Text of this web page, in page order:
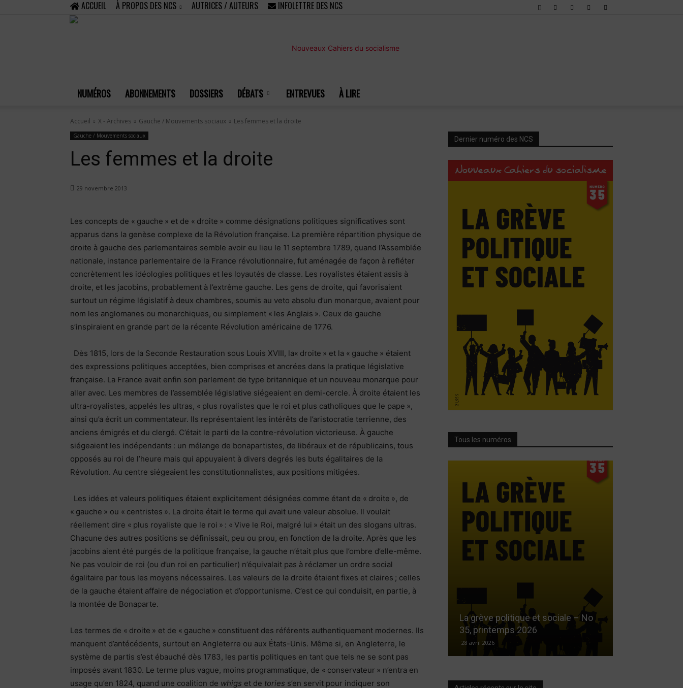
ACCUEIL À PROPOS DES NCS AUTRICES / AUTEURS INFOLETTRE DES NCS
du
socialisme
NUMÉROS ABONNEMENTS DOSSIERS DÉBATS ENTREVUES À LIRE
Accueil X - Archives Gauche / Mouvements sociaux Les femmes et la droite
Gauche / Mouvements sociaux
Les femmes et la droite
29 novembre 2013
Les concepts de « gauche » et de « droite » comme désignations politiques significatives sont
apparus dans la genèse complexe de la Révolution française. La première répartition physique de
droite à gauche des parlementaires semble avoir eu lieu le 11 septembre 1789, quand l’Assemblée
nationale, instance parlementaire de la France révolutionnaire, fut aménagée de façon à refléter
concrètement les idéologies politiques et les loyautés de classe. Les royalistes étaient assis à
droite, et les jacobins, probablement à l’extrême gauche. Les gens de droite, qui favorisaient
surtout un régime législatif à deux chambres, soumis au veto absolu d’un monarque, avaient pour
nom les anglomanes ou monarchiques, ou simplement « les Anglais ». Ceux de gauche
s’inspiraient en grande part de la récente Révolution américaine de 1776.
Dès 1815, lors de la Seconde Restauration sous Louis XVIII, la« droite » et la « gauche » étaient
des expressions politiques acceptées, bien comprises et ancrées dans la pratique législative
française. La France avait enfin son parlement de type britannique et un nouveau monarque pour
aller avec. Les membres de l’assemblée législative siégeaient en demi-cercle. À droite étaient les
ultra-royalistes, appelés les ultras, « plus royalistes que le roi et plus catholiques que le pape »,
ainsi qu’a écrit un commentateur. Ils représentaient les intérêts de l’aristocratie terrienne, des
anciens émigrés et du clergé. C’était le parti de la contre-révolution victorieuse. À gauche
siégeaient les indépendants : un mélange de bonapartistes, de libéraux et de républicains, tous
opposés au roi de l’heure mais qui appuyaient à divers degrés les buts égalitaires de la
Révolution. Au centre siégeaient les constitutionnalistes, aux positions mitigées.
Les idées et valeurs politiques étaient explicitement désignées comme étant de « droite », de
« gauche » ou « centristes ». La droite était le terme qui avait une valeur absolue. Il voulait
réellement dire « plus royaliste que le roi » : « Vive le Roi, malgré lui » était un des slogans ultras.
Chacune des autres positions se définissait, peu ou prou, en fonction de la droite. Après que les
jacobins aient été purgés de la politique française, la gauche n’était plus que l’ombre d’elle-même.
Ne pas vouloir de roi (ou d’un roi en particulier) n’équivalait pas à réclamer un ordre social
égalitaire par tous les moyens nécessaires. Les valeurs de la droite étaient fixes et claires ; celles
de la gauche étaient affaire de négociation et d’opportunisme. C’est ce qui conduisit, en partie, à
la montée de Bonaparte.
Les termes de « droite » et de « gauche » constituent des référents authentiquement modernes. Ils
manquent d’antécédents, surtout en Angleterre ou aux États-Unis. Même si, en Angleterre, le
système de partis s’est ébauché dès 1783, les partis politiques en tant que tels ne se sont pas
imposés avant 1830. Le terme plus vague, moins programmatique, de « conservateur » n’entra en
usage qu’en 1824, quand une coalition de whigs et de tories s’en servit pour indiquer son
Dernier numéro des NCS
Tous les numéros
La grève politique et sociale – No
35, printemps 2026
28 avril 2026